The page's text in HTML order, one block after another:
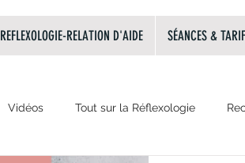
REFLEXOLOGIE-RELATION D'AIDE SÉANCES &
Vidéos Tout sur la Réflexologie